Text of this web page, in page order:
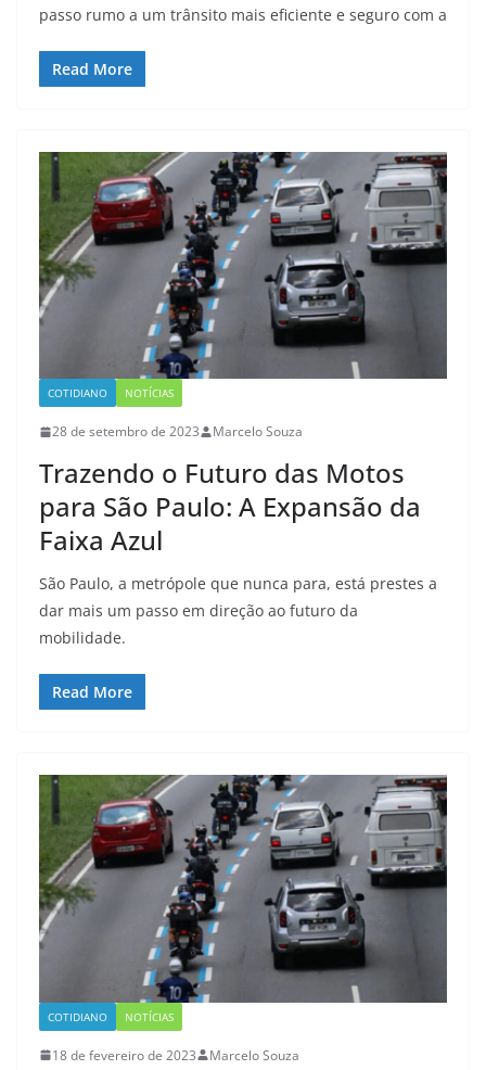
passo rumo a um trânsito mais eficiente e seguro com a
Read More
COTIDIANO NOTÍCIAS
28 de setembro de 2023 Marcelo Souza
Trazendo o Futuro das Motos
para São Paulo: A Expansão da
Faixa Azul
São Paulo, a metrópole que nunca para, está prestes a
dar mais um passo em direção ao futuro da
mobilidade.
Read More
COTIDIANO NOTÍCIAS
18 de fevereiro de 2023 Marcelo Souza